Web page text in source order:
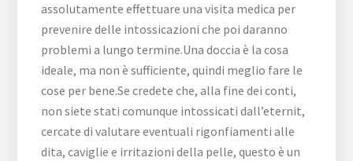
assolutamente effettuare una visita medica per
prevenire delle intossicazioni che poi daranno
problemi a lungo termine.Una doccia è la cosa
ideale, ma non è sufficiente, quindi meglio fare le
cose per bene.Se credete che, alla fine dei conti,
non siete stati comunque intossicati dall’eternit,
cercate di valutare eventuali rigonfiamenti alle
dita, caviglie e irritazioni della pelle, questo è un